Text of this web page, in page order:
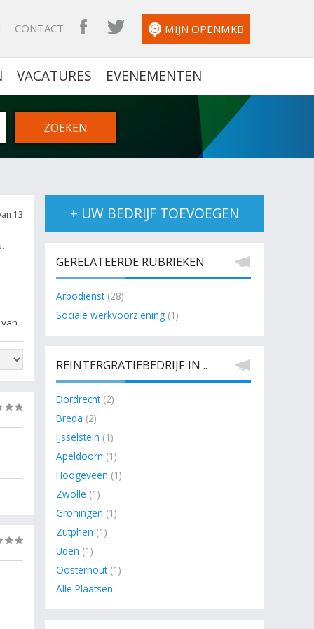
CONTACT OPENMKB FACEBOOK
OPENMKB TWITTER
MIJN OPENMKB
VACATURES EVENEMENTEN
13 + UW BEDRIJF TOEVOEGEN
GERELATEERDE RUBRIEKEN
Arbodienst (28)
Sociale werkvoorziening (1)
REINTERGRATIEBEDRIJF IN ..
Dordrecht(2)
Breda (2)
IJsselstein (1)
Apeldoorn (1)
Hoogeveen (1)
Zwolle (1)
Groningen (1)
Zutphen (1)
Uden (1)
Oosterhout(1)
Alle Plaatsen